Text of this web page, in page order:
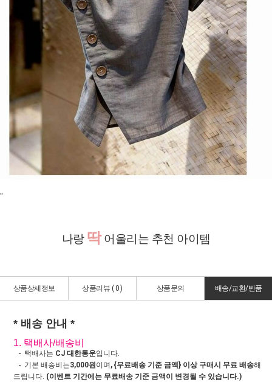
"
나랑 딱어울리는 추천 아이템
상품상세정보 상품리뷰 ( 0) 상품문의 배송/교환/반품
* 배송 안내 *
1. 택배사/배송비
- 택배사는 CJ 대한통운입니다.
- 기본 배송비는3,000원이며 , {무료배송 기준 금액} 이상 구매시 무료 배송해
드립니다. (이벤트 기간에는 무료배송 기준 금액이 변경될 수 있습니다.)